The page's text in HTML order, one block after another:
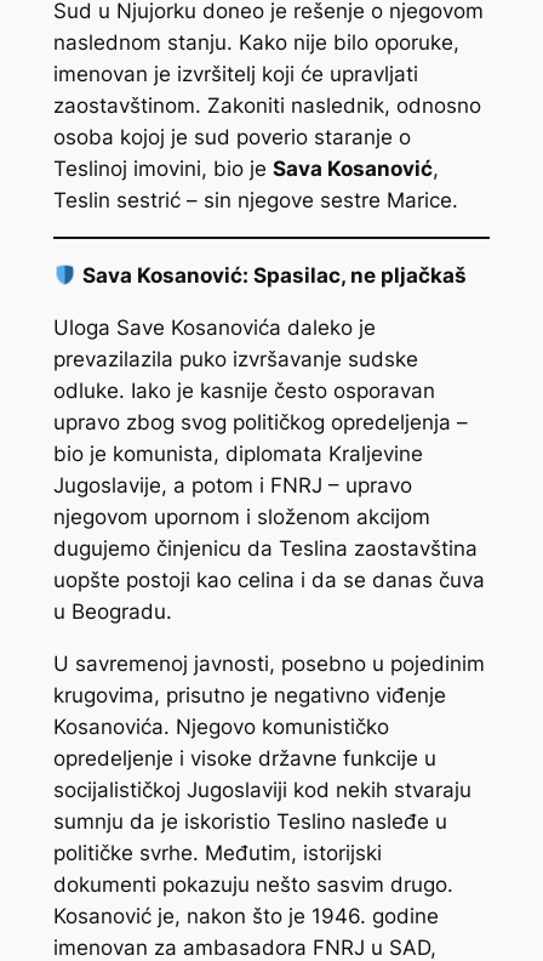
Sud u Njujorku doneo je rešenje o njegovom
naslednom stanju. Kako nije bilo oporuke,
imenovan je izvršitelj koji će upravljati
zaostavštinom. Zakoniti naslednik, odnosno
osoba kojoj je sud poverio staranje o
Teslinoj imovini, bio je Sava Kosanović,
Teslin sestrić – sin njegove sestre Marice.
Sava Kosanović: Spasilac, ne pljačkaš
Uloga Save Kosanovića daleko je
prevazilazila puko izvršavanje sudske
odluke. Iako je kasnije često osporavan
upravo zbog svog političkog opredeljenja –
bio je komunista, diplomata Kraljevine
Jugoslavije, a potom i FNRJ – upravo
njegovom upornom i složenom akcijom
dugujemo činjenicu da Teslina zaostavština
uopšte postoji kao celina i da se danas čuva
u Beogradu.
U savremenoj javnosti, posebno u pojedinim
krugovima, prisutno je negativno viđenje
Kosanovića. Njegovo komunističko
opredeljenje i visoke državne funkcije u
socijalističkoj Jugoslaviji kod nekih stvaraju
sumnju da je iskoristio Teslino nasleđe u
političke svrhe. Međutim, istorijski
dokumenti pokazuju nešto sasvim drugo.
Kosanović je, nakon što je 1946. godine
imenovan za ambasadora FNRJ u SAD,